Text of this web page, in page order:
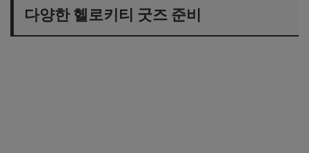
다양한 헬로키티 굿즈 준비